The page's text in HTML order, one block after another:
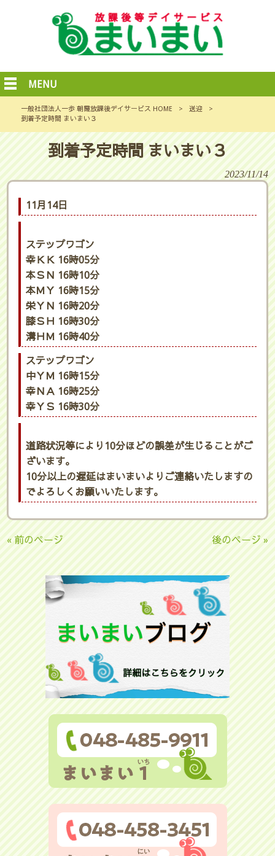
MENU
一般社団法人一歩 朝霞放課後デイサービス HOME > 送迎
>
到着予定時間 まいまい３
到着予定時間 まいまい３
2023/11/14
11月14日
ステップワゴン
幸ＫＫ 16時05分
本ＳＮ 16時10分
本ＭＹ 16時15分
栄ＹＮ 16時20分
膝ＳＨ 16時30分
溝ＨＭ 16時40分
ステップワゴン
中ＹＭ 16時15分
幸ＮＡ 16時25分
幸ＹＳ 16時30分
道路状況等により10分ほどの誤差が生じることがご
ざいます。
10分以上の遅延はまいまいよりご連絡いたしますの
でよろしくお願いいたします。
« 前のページ 後のページ »